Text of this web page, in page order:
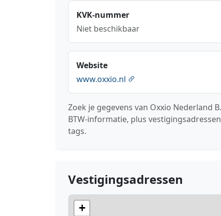
KVK-nummer
Niet beschikbaar
Website
www.oxxio.nl
Zoek je gegevens van Oxxio Nederland
BTW-informatie, plus
tags.
Vestigingsadressen
+